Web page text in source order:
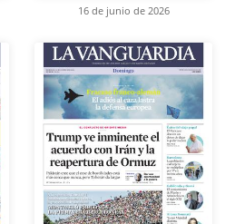
16 de junio de 2026